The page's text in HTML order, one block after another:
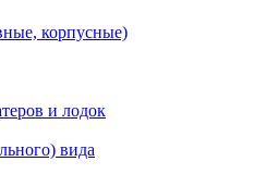
корпусные)
и лодок
вида